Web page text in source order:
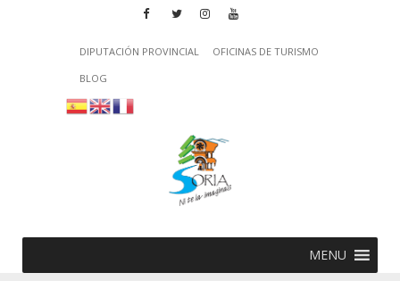
DIPUTACIÓN PROVINCIAL
OFICINAS DE TURISMO
BLOG
MENU